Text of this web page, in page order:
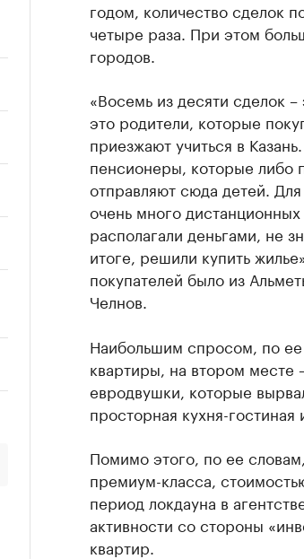
годом, количество сделок
четыре раза. При этом
городов.
«Восемь из десяти сделок
это родители, которые
приезжают учиться в
пенсионеры, которые либо
отправляют сюда детей.
очень много
располагали деньгами, не
итоге, решили купить
покупателей было из
Челнов.
Наибольшим спросом, по ее
квартиры, на втором месте
евродвушки, которые
просторная кухня-гостиная
Помимо этого, по ее
премиум-класса,
период локдауна в
активности со стороны
квартир.